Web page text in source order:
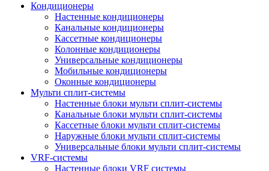
Кондиционеры
Настенные кондиционеры
Канальные кондиционеры
Кассетные кондиционеры
Колонные кондиционеры
Универсальные кондиционеры
Мобильные кондиционеры
Оконные кондиционеры
Мульти сплит-системы
Настенные блоки мульти сплит-системы
Канальные блоки мульти сплит-системы
Кассетные блоки мульти сплит-системы
Наружные блоки мульти сплит-системы
Универсальные блоки мульти сплит-системы
VRF-системы
Настенные блоки VRF системы